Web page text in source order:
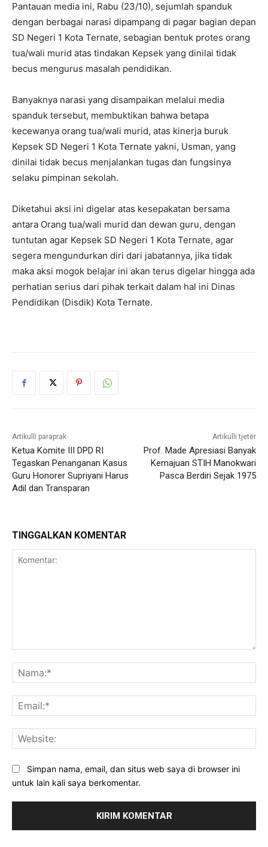
Pantauan media ini, Rabu (23/10), sejumlah spanduk
dengan berbagai narasi dipampang di pagar bagian depan
SD Negeri 1 Kota Ternate, sebagian bentuk protes orang
tua/wali murid atas tindakan Kepsek yang dinilai tidak
becus mengurus masalah pendidikan.
Banyaknya narasi yang disampaikan melalui media
spanduk tersebut, membuktikan bahwa betapa
kecewanya orang tua/wali murid, atas kinerja buruk
Kepsek SD Negeri 1 Kota Ternate yakni, Usman, yang
dinilai tidak becus menjalankan tugas dan fungsinya
selaku pimpinan sekolah.
Diketahui aksi ini digelar atas kesepakatan bersama
antara Orang tua/wali murid dan dewan guru, dengan
tuntutan agar Kepsek SD Negeri 1 Kota Ternate, agar
segera mengundurkan diri dari jabatannya, jika tidak
maka aksi mogok belajar ini akan terus digelar hingga ada
perhatian serius dari pihak terkait dalam hal ini Dinas
Pendidikan (Disdik) Kota Ternate.
Artikulli paraprak
Ketua Komite III DPD RI
Tegaskan Penanganan Kasus
Guru Honorer Supriyani Harus
Adil dan Transparan
Artikulli tjetër
Prof. Made Apresiasi Banyak
Kemajuan STIH Manokwari
Pasca Berdiri Sejak 1975
TINGGALKAN KOMENTAR
Simpan nama, email, dan situs web saya di browser ini
untuk lain kali saya berkomentar.